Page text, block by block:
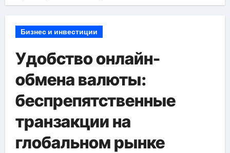
Бизнес и инвестиции
Удобство онлайн-
обмена валюты:
беспрепятственные
транзакции на
глобальном рынке